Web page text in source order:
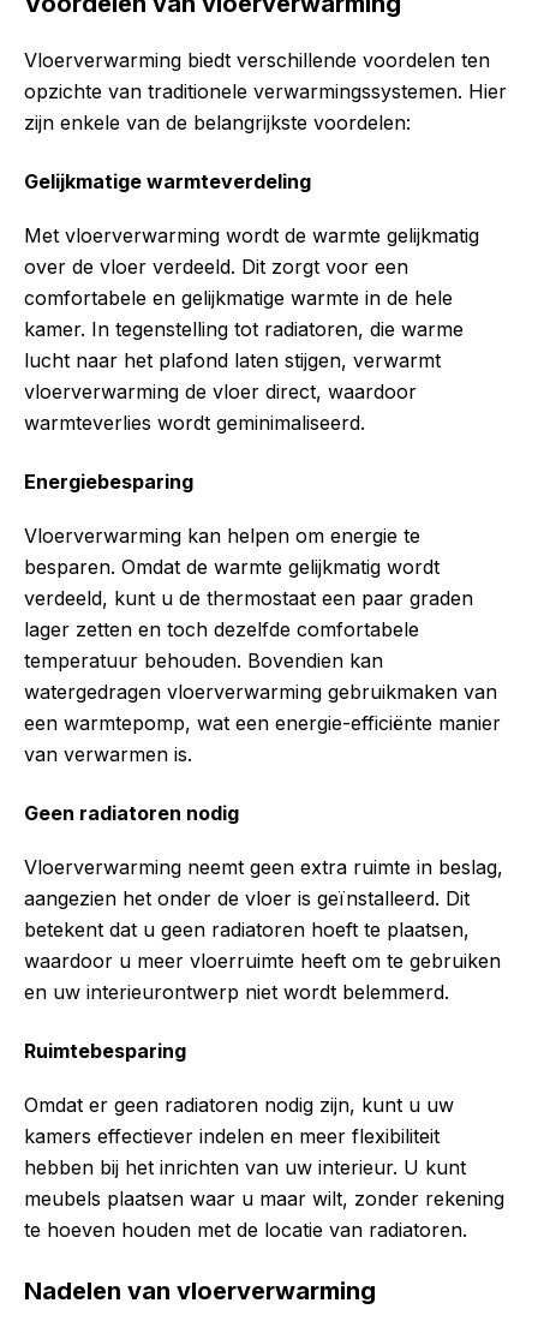
Vloerverwarming biedt verschillende voordelen ten
opzichte van traditionele verwarmingssystemen. Hier
zijn enkele van de belangrijkste voordelen:
Gelijkmatige warmteverdeling
Met vloerverwarming wordt de warmte gelijkmatig
over de vloer verdeeld. Dit zorgt voor een
comfortabele en gelijkmatige warmte in de hele
kamer. In tegenstelling tot radiatoren, die warme
lucht naar het plafond laten stijgen, verwarmt
vloerverwarming de vloer direct, waardoor
warmteverlies wordt geminimaliseerd.
Energiebesparing
Vloerverwarming kan helpen om energie te
besparen. Omdat de warmte gelijkmatig wordt
verdeeld, kunt u de thermostaat een paar graden
lager zetten en toch dezelfde comfortabele
temperatuur behouden. Bovendien kan
watergedragen vloerverwarming gebruikmaken van
een warmtepomp, wat een energie-efficiënte manier
van verwarmen is.
Geen radiatoren nodig
Vloerverwarming neemt geen extra ruimte in beslag,
aangezien het onder de vloer is geïnstalleerd. Dit
betekent dat u geen radiatoren hoeft te plaatsen,
waardoor u meer vloerruimte heeft om te gebruiken
en uw interieurontwerp niet wordt belemmerd.
Ruimtebesparing
Omdat er geen radiatoren nodig zijn, kunt u uw
kamers effectiever indelen en meer flexibiliteit
hebben bij het inrichten van uw interieur. U kunt
meubels plaatsen waar u maar wilt, zonder rekening
te hoeven houden met de locatie van radiatoren.
Nadelen van vloerverwarming